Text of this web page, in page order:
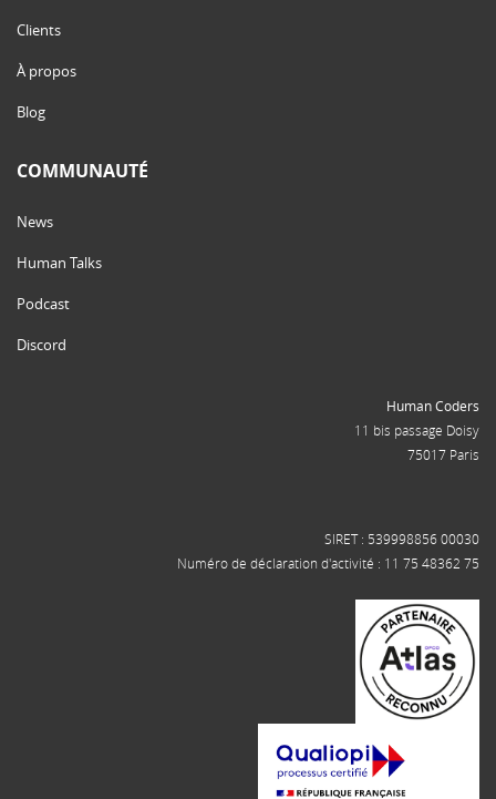
Clients
À propos
Blog
COMMUNAUTÉ
News
Human Talks
Podcast
Discord
Human Coders
11 bis passage Doisy
75017 Paris
SIRET : 539998856 00030
Numéro de déclaration d'activité : 11 75 48362 75